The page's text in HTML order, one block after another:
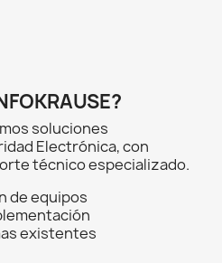
soluciones
Electrónica, con
técnico especializado.
de equipos
existentes